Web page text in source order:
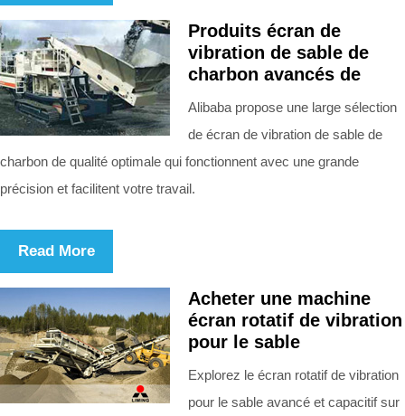
Produits écran de
vibration de sable de
charbon avancés de
Alibaba propose une large sélection
de écran de vibration de sable de
charbon de qualité optimale qui fonctionnent avec une grande
précision et facilitent votre travail.
Read More
Acheter une machine
écran rotatif de vibration
pour le sable
Explorez le écran rotatif de vibration
pour le sable avancé et capacitif sur